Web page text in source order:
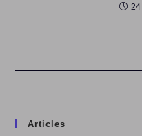
24
Articles